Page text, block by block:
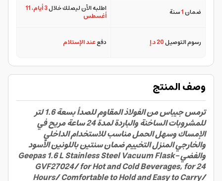
Home, Camping/ 2 Years Warranty,
ضمان1سنة اطلبه الآن ليصلك خلال3 أيام ،11
أغسطس
رسوم التوصيل20 د.إ دفععند الإستلام
وصف المنتج
ترمس جيباس من الفولاذ المقاوم للصدأ بسعة 1.6 لتر
للمشروبات الساخنة والباردة لمدة 24 ساعة مريح في
الإمساك وسهل الحمل مناسب للاستخدام الداخلي
والخارجي المنزل التخييم ضمان سنتين باللونين الأسود
والفضي Geepas 1.6 L Stainless Steel Vacuum Flask-
GVF27024/ for Hot and Cold Beverages, for 24
Hours/ Comfortable to Hold and Easy to Carry/